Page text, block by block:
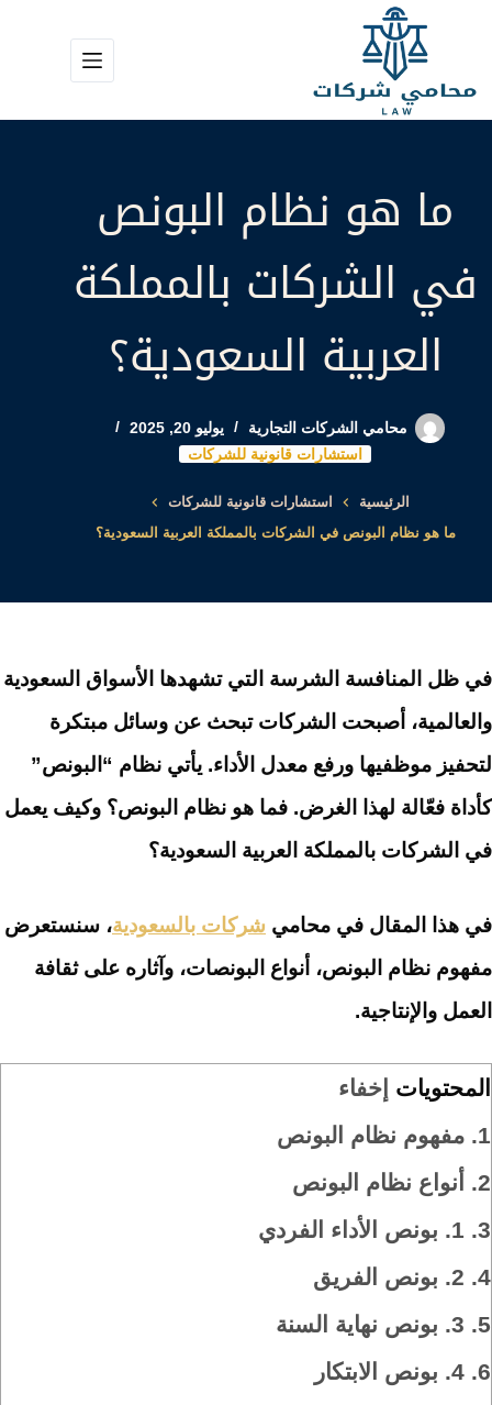
ما هو نظام البونص
في الشركات بالمملكة
العربية السعودية؟
محامي الشركات التجارية
يوليو 20, 2025
استشارات قانونية للشركات
الرئيسية
استشارات قانونية للشركات
ما هو نظام البونص في الشركات بالمملكة العربية السعودية؟
في ظل المنافسة الشرسة التي تشهدها الأسواق السعودية
والعالمية، أصبحت الشركات تبحث عن وسائل مبتكرة
لتحفيز موظفيها ورفع معدل الأداء. يأتي نظام “البونص”
كأداة فعّالة لهذا الغرض. فما هو نظام البونص؟ وكيف يعمل
في الشركات بالمملكة العربية السعودية؟
في هذا المقال في محامي شركات بالسعودية، سنستعرض
مفهوم نظام البونص، أنواع البونصات، وآثاره على ثقافة
العمل والإنتاجية.
المحتويات إخفاء
1. مفهوم نظام البونص
2.
أنواع نظام البونص
3. 1. بونص الأداء الفردي
4. 2. بونص الفريق
5. 3. بونص نهاية السنة
6. 4. بونص الابتكار